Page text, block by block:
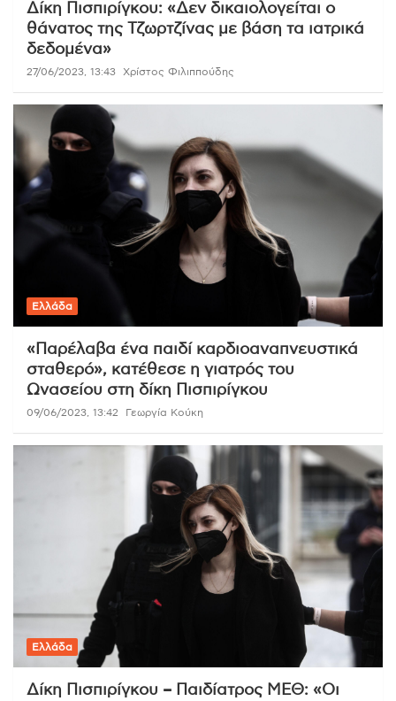
Δίκη Πισπιρίγκου: «Δεν δικαιολογείται o
θάνατος της Τζωρτζίνας με βάση τα ιατρικά
δεδομένα»
27/06/2023, 13:43 Χρίστος Φιλιππούδης
Ελλάδα
«Παρέλαβα ένα παιδί καρδιοαναπνευστικά
σταθερό», κατέθεσε η γιατρός του
Ωνασείου στη δίκη Πισπιρίγκου
09/06/2023, 13:42 Γεωργία Κούκη
Ελλάδα
Δίκη Πισπιρίγκου – Παιδίατρος ΜΕΘ: «Οι